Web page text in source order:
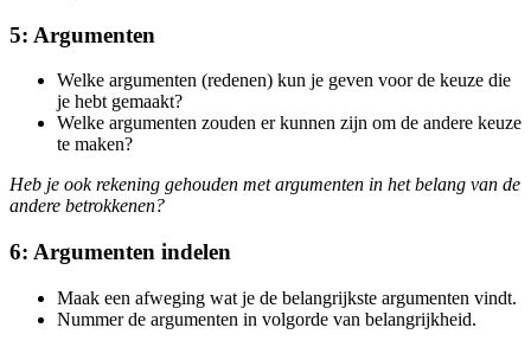
5: Argumenten
Welke argumenten (redenen) kun je geven voor de keuze die
je hebt gemaakt?
Welke argumenten zouden er kunnen zijn om de andere keuze
te maken?
Heb je ook rekening gehouden met argumenten in het belang van de
andere betrokkenen?
6: Argumenten indelen
Maak een afweging wat je de belangrijkste argumenten vindt.
Nummer de argumenten in volgorde van belangrijkheid.